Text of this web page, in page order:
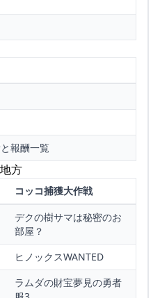
報酬一覧
方
コッコ捕獲大作戦
デクの樹サマは秘密のお
部屋？
ヒノックスWANTED
ラムダの財宝夢見の勇者